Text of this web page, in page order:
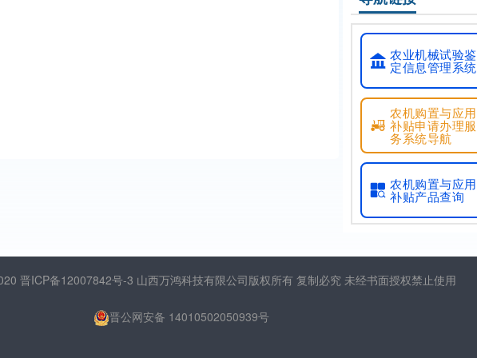
农业机械试验鉴
定信息管理系统
农机购置与应用
补贴申请办理服
务系统导航
农机购置与应用
补贴产品查询
晋ICP备12007842号-3 山西万鸿科技有限公司版权所有 复制必究 未经书面授权禁止使用
晋公网安备 14010502050939号